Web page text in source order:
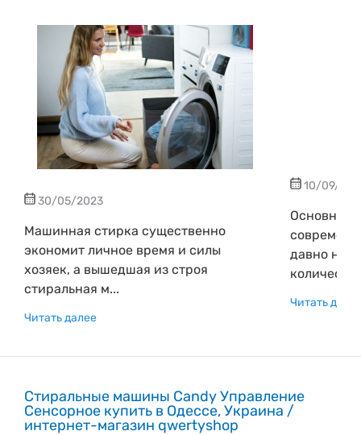
30/05/2023
Машинная стирка существенно
экономит личное время и силы
хозяек, а вышедшая из строя
стиральная м...
Читать далее
10/09/
Основные
давно не
Читать
Стиральные машины Candy Управление
Сенсорное купить в Одессе, Украина /
интернет-магазин qwertyshop